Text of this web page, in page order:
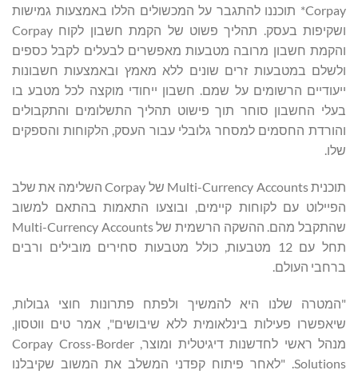
Corpay* תוכננו להתגבר על המכשולים הללו באמצעות גמישות
ושקיפות בעסק. תהליך פשוט של הקמת חשבון לקוח Corpay
והקמת חשבון מרובה מטבעות מאפשרים לבעלים לקבל כספים
ולשלם במטבעות זרים שונים ללא מאמץ ובאמצעות חשבונות
ייעודיים הרשומים על שמם. חשבון ייחודי מוקצה לכל מטבע בו
בעלי החשבון סוחר תוך פישוט תהליך התשלומים והתקבולים
והורדת החסמים למסחר גלובלי עבור העסק, הלקוחות והספקים
שלו.
תוכנית Multi-Currency Accounts של Corpay השלימה את שלב
הפיילוט עם לקוחות קיימים, ובוצעו התאמות בהתאם למשוב
שהתקבל מהם. ההשקה הרשמית של Multi-Currency Accounts
תחל עם 12 מטבעות, כולל מטבעות סחירים מובילים ורבים
ברחבי העולם.
"המטרה שלנו היא להמשיך ולפתח פתרונות חוצי גבולות,
שיאפשרו פעילות בינלאומית ללא שיבושים", אמר טים ווטסון,
מנהל ראשי לחדשנות דיגיטלית ומוצר, Corpay Cross-Border
Solutions. "לאחר פיתוח קפדני המשלב את המשוב שקיבלנו